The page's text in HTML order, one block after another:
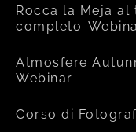
Rocca la Meja
completo-
Atmosfere
Webinar
Corso di